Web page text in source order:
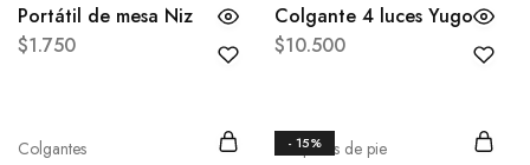
Portátil de mesa Niz
$1.750
Colgante 4 luces Yugo
$10.500
Colgantes - 15%
Lámparas de pie